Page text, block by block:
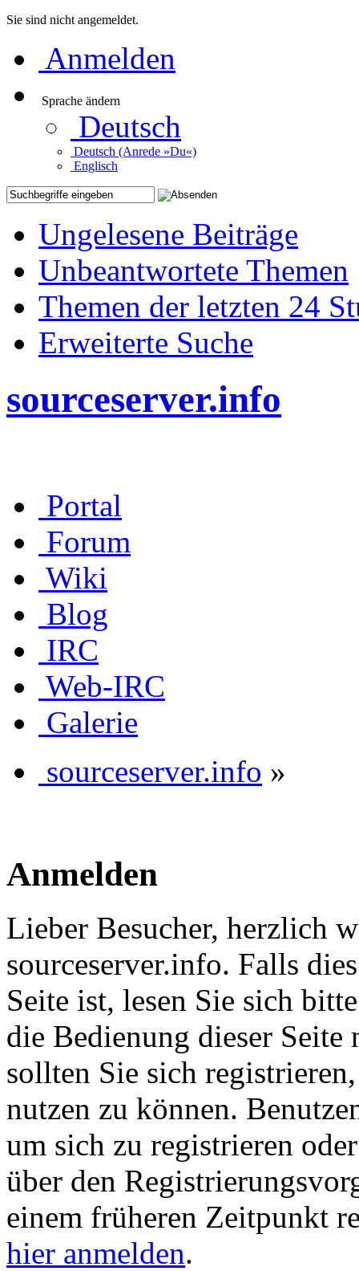
Sie sind nicht angemeldet.
Anmelden
Sprache ändern
Deutsch
Deutsch (Anrede »Du«)
Englisch
Ungelesene Beiträge
Unbeantwortete Themen
Themen der letzten 24
Erweiterte Suche
sourceserver.info
Portal
Forum
Wiki
Blog
IRC
Web-IRC
Galerie
sourceserver.info »
Anmelden
Lieber Besucher, herzlich
sourceserver.info. Falls
Seite ist, lesen Sie sich
die Bedienung dieser Seite
sollten Sie sich
nutzen zu können.
um sich zu registrieren
über den
einem früheren Zeitpunkt
hier anmelden.